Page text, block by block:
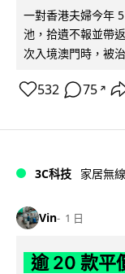
一對香港夫婦今年
池，拾遺不報並帶
次入境澳門時，被
532 75 ↗
3C科技 家居無線
Vin 1 日
逾 20 款平